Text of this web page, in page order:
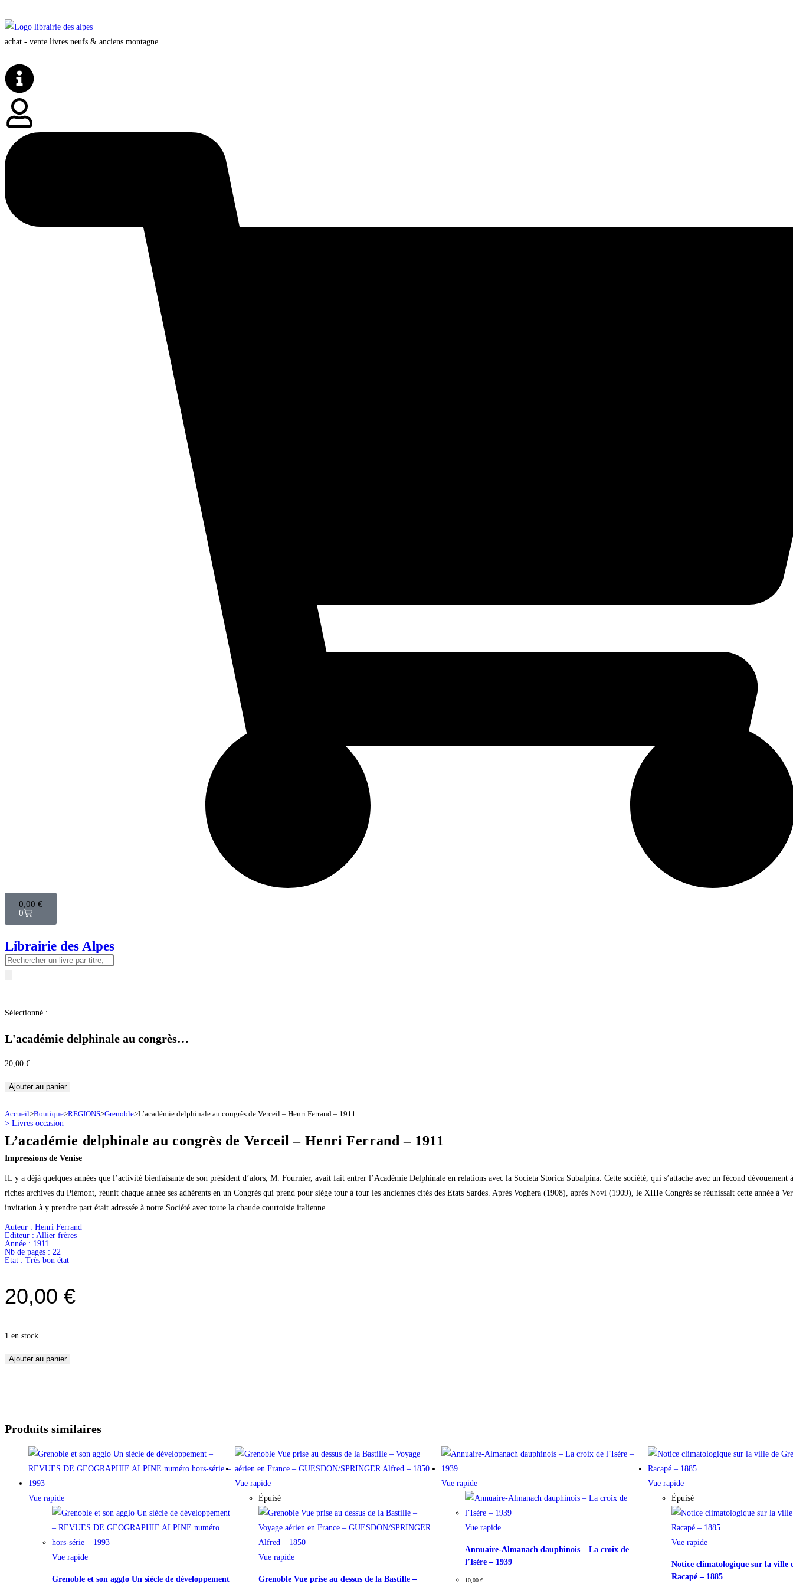
achat - vente livres neufs & anciens montagne
0,00 €
0
Librairie des Alpes
Sélectionné :
L'académie delphinale au congrès…
20,00 €
Ajouter au panier
Accueil>Boutique>REGIONS>Grenoble>L’académie delphinale au congrès de Verceil – Henri Ferrand – 1911
> Livres occasion
L’académie delphinale au congrès de Verceil – Henri Ferrand – 1911
Impressions de Venise
IL y a déjà quelques années que l’activité bienfaisante de son président d’alors, M. Fournier, avait fait entrer l’Académie Delphinale en relations avec la Societa Storica Subalpina. Cette société, qui s’attache avec un fécond dévouement
riches archives du Piémont, réunit chaque année ses adhérents en un Congrès qui prend pour siège tour à tour les anciennes cités des Etats Sardes. Après Voghera (1908), après Novi (1909), le XIIIe Congrès se réunissait cette année à
invitation à y prendre part était adressée à notre Société avec toute la chaude courtoisie italienne.
Auteur : Henri Ferrand
Editeur : Allier frères
Année : 1911
Nb de pages : 22
Etat : Très bon état
20,00 €
1 en stock
Ajouter au panier
Produits similaires
Vue rapide
Vue rapide
Grenoble et son agglo Un siècle de développement
Vue rapide
Épuisé
Vue rapide
Grenoble Vue prise au dessus de la Bastille –
Vue rapide
Vue rapide
Annuaire-Almanach dauphinois – La croix de
l’Isère – 1939
10,00 €
Vue rapide
Épuisé
Vue rapide
Notice climatologique sur la ville
Racapé – 1885